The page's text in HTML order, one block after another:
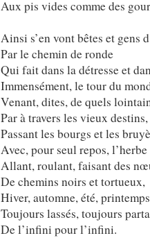
Aux pis vides comme des
Ainsi s’en vont bêtes et gens
Par le chemin de ronde
Qui fait dans la détresse et
Immensément, le tour du
Venant, dites, de quels
Par à travers les vieux destins,
Passant les bourgs et les
Avec, pour seul repos,
Allant, roulant, faisant des
De chemins noirs et tortueux,
Hiver, automne, été,
Toujours lassés, toujours
De l’infini pour l’infini.